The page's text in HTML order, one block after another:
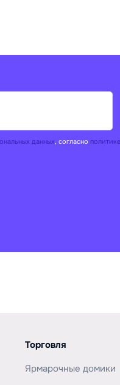
данных, согласно
Торговля
Ярмарочные домики